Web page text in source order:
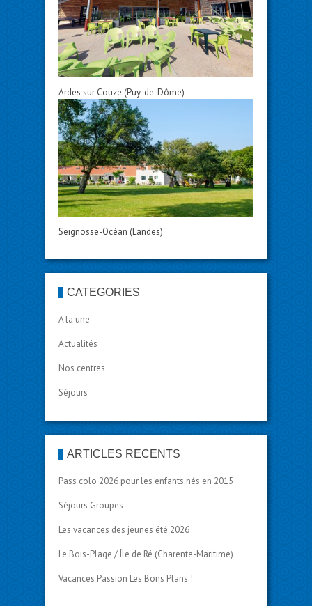
Ardes sur Couze (Puy-de-Dôme)
Seignosse-Océan (Landes)
CATÉGORIES
A la une
Actualités
Nos centres
Séjours
ARTICLES RÉCENTS
Pass colo 2026 pour les enfants nés en 2015
Séjours Groupes
Les vacances des jeunes été 2026
Le Bois-Plage / Île de Ré (Charente-Maritime)
Vacances Passion Les Bons Plans !